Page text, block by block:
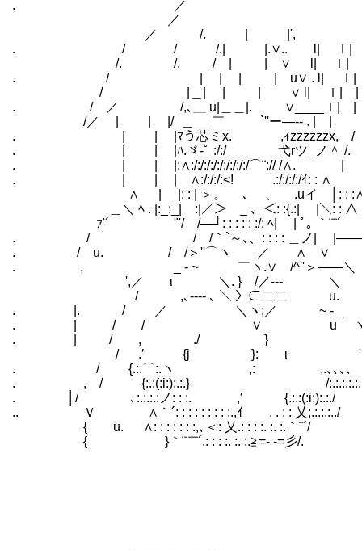
. ／
／
／ /. | |',
. / / /.| |.∨.. l|
/. /. / | | ∨ l| ｌ|
. / | | | | u∨ . l|
/ |＿| | | ∨ l| ｌ|
. / ／ /,､＿ u|＿＿|. ∨____
/／ | | |/_＿__ ￣ `''ー―‐‐ ､|
. | | |ﾏう芯ミx. ,ｨ
. | | |ﾊ.ゞ‐ﾟ :/:/ 弋rツ_ノ＾ /. | 確か
. | | |:∧:/:/:/:/:/:/:/:/:/⌒¨:// /∧. |
. | | |ゝ∧:/:/:/:<! .:/:/:/:/ｲ: : ∧ l! なおか
∧ | |: : | ＞。 ､ 、 .uイ │: :
＿＼ ﾍ . |:_:_| :|／＞ _ 、＜: :{.:| |＼: : ∧
ｧ'´ ￣￣"'/ /―┘: : : : : :/: ﾍ| | ﾟ｡ ｀¨¨´
. / / /｀`～､、: : : : ＿ノ|
. / u. / /＞''⌒ヽ ／ ∧
. , _ - ~ ￣ヽ.∨ /^''＞――
',／ ι ＼. } /／-‐‐
/ ,､-‐‐- ､ ＼ 〉⊂二二 u.
. |. / ／ ＼ヽ;／ ~ ‐
. | / / ∨ u ヽ
. | / , ./ }
/ .′ {j }: ι ' |
. / {.:.⌒:.ヽ ,: ,.､､､
. , / {:.:(:i:):.:.} /
. │/ ､:.:.:.:ノ: : :. ,′
.. Ｖ ∧｀´: : : : : : : : :.,ｲ . . : : 乂
{ u. ∧: : : : : : :,､＜: 乂.: : : :. :. :.｀¨´/
{ }｀¨¨¨¨´.: : : :. :. :.≧=‐ ‐=彡/.